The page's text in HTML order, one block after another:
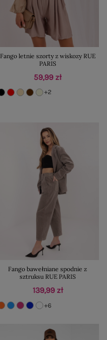
Fango letnie szorty z wiskozy RUE
PARIS
59,99 zł
+2
Fango bawełniane spodnie z
sztruksu RUE PARIS
139,99 zł
+6